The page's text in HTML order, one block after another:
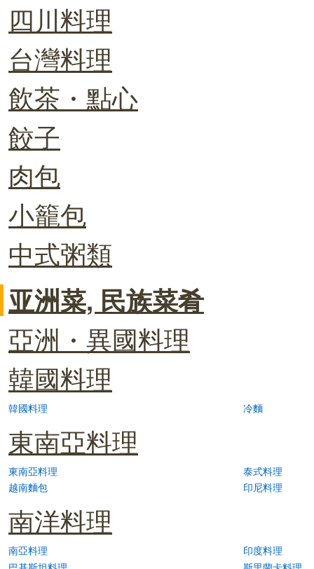
四川料理
台灣料理
飲茶・點心
餃子
肉包
小籠包
中式粥類
亚洲菜, 民族菜肴
亞洲・異國料理
韓國料理
韓國料理 冷麵
東南亞料理
東南亞料理
泰式料理
越南麵包
印尼料理
南洋料理
南亞料理
印度料理